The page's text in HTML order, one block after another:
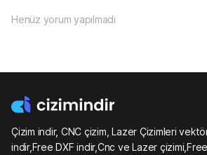
Henüz yorum yapılmadı
Çizim indir, CNC çizim, Lazer Çizimleri
indir,Free DXF indir,Cnc ve Lazer